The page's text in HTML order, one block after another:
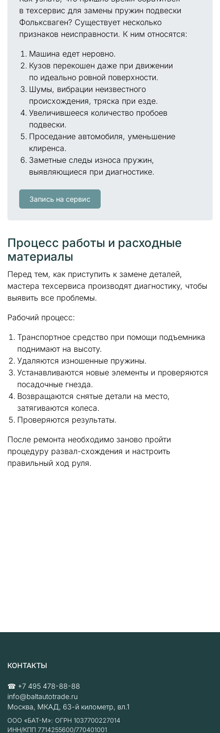
в техсервис для замены пружин подвески
Фольксваген? Существует несколько
признаков неисправности. К ним относятся:
Машина едет неровно.
Кузов перекошен даже при движении
по идеально ровной поверхности.
Шумы, вибрации неизвестного
происхождения, тряска при езде.
Увеличившееся количество пробоев
подвески.
Проседание автомобиля, уменьшение
клиренса.
Заметные следы износа пружин,
выявляющиеся при диагностике.
Запись на сервис
Процесс работы и расходные
материалы
Перед тем, как приступить к замене деталей,
мастера техсервиса производят диагностику, чтобы
выявить все проблемы.
Рабочий процесс:
Транспортное средство при помощи подъемника
поднимают на высоту.
Удаляются изношенные пружины.
Устанавливаются новые элементы и проверяются
посадочные гнезда.
Возвращаются снятые детали на место,
затягиваются колеса.
Проверяются результаты.
После ремонта необходимо заново пройти
процедуру развал-схождения и настроить
правильный ход руля.
КОНТАКТЫ
☎ +7 495 478-88-88
info@baltautotrade.ru
Москва, МКАД, 63-й километр, вл.1
ООО «БАТ-М»: ОГРН 1037700227014
ИНН/КПП 7714255600/770401001